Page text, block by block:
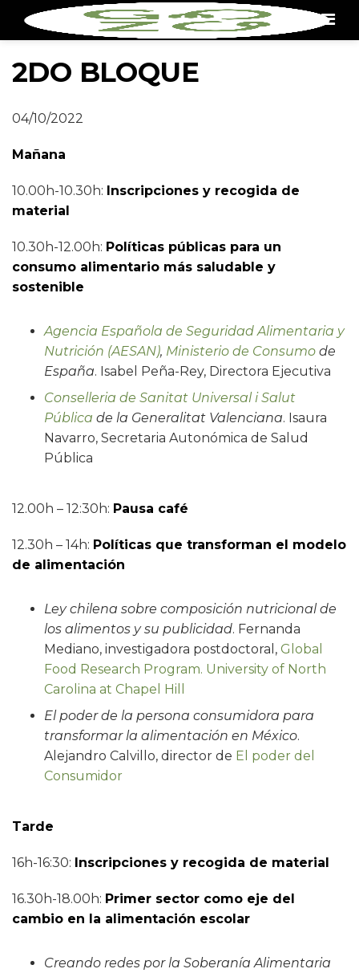
2DO BLOQUE
04/10/2022
Mañana
10.00h-10.30h: Inscripciones y recogida de
material
10.30h-12.00h: Políticas públicas para un
consumo alimentario más saludable y
sostenible
Agencia Española de Seguridad Alimentaria y
Nutrición (AESAN), Ministerio de Consumo de
España. Isabel Peña-Rey, Directora Ejecutiva
Conselleria de Sanitat Universal i Salut
Pública de la Generalitat Valenciana. Isaura
Navarro, Secretaria Autonómica de Salud
Pública
12.00h – 12:30h: Pausa café
12.30h – 14h: Políticas que transforman el modelo
de alimentación
Ley chilena sobre composición nutricional de
los alimentos y su publicidad. Fernanda
Mediano, investigadora postdoctoral, Global
Food Research Program. University of North
Carolina at Chapel Hill
El poder de la persona consumidora para
transformar la alimentación en México.
Alejandro Calvillo, director de El poder del
Consumidor
Tarde
16h-16:30: Inscripciones y recogida de material
16.30h-18.00h: Primer sector como eje del
cambio en la alimentación escolar
Creando redes por la Soberanía Alimentaria